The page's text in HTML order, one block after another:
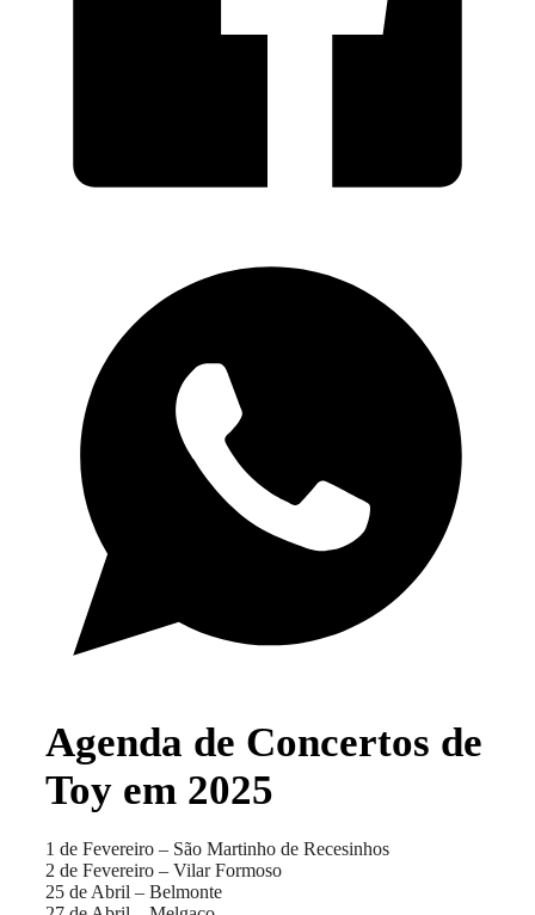
Agenda de Concertos de
Toy em 2025
1 de Fevereiro – São Martinho de Recesinhos
2 de Fevereiro – Vilar Formoso
25 de Abril – Belmonte